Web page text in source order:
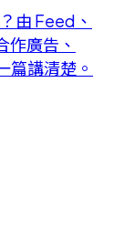
由 Feed、
作廣告、
講清楚。